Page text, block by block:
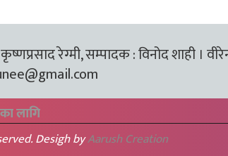
रेग्मी, सम्पादक : विनोद शाही ।
लागि
Desigh byAarush Creation